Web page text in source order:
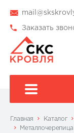
Заказать
Главная Каталог